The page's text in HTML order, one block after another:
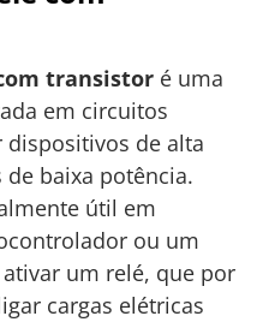
transistor é uma
em circuitos
de alta
baixa potência.
útil em
ou um
um relé, que por
cargas elétricas